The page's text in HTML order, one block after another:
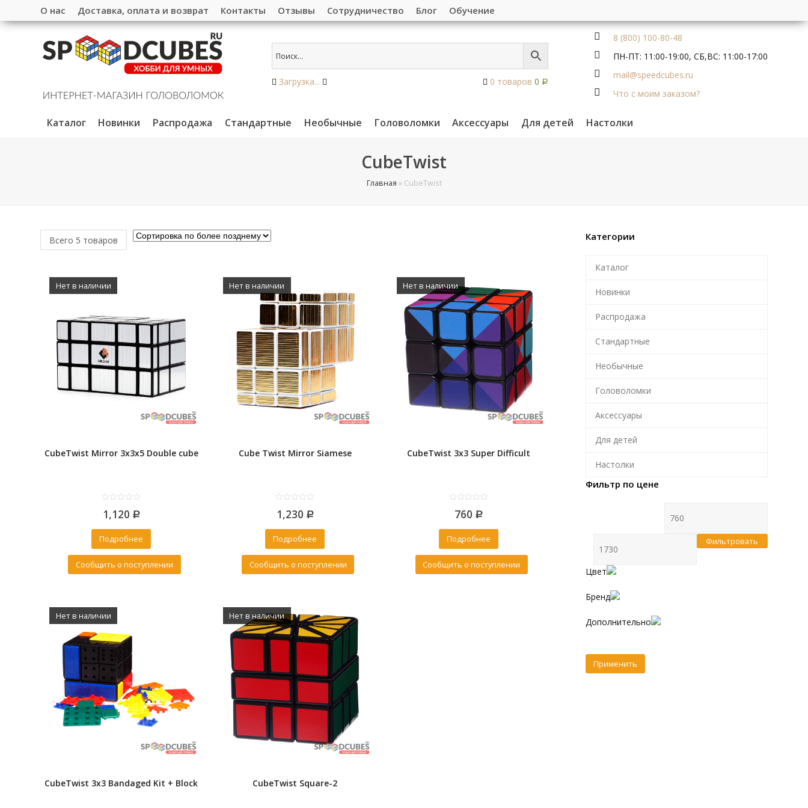
О нас Доставка, оплата и возврат Контакты Отзывы Сотрудничество Блог Обучение
Загрузка... 0 товаров 0 Р
8 (800) 100-80-48
ПН-ПТ: 11:00-19:00, СБ,ВС: 11:00-17:00
mail@speedcubes.ru
Что с моим заказом?
Каталог Новинки Распродажа Стандартные Необычные Головоломки Аксессуары Для детей Настолки
CubeTwist
Главная » CubeTwist
Всего 5 товаров
Нет в наличии
CubeTwist Mirror 3x3x5 Double cube
out
5
1,120 Р
Подробнее
Сообщить о поступлении
Нет в наличии
Cube Twist Mirror Siamese
out
5
1,230 Р
Подробнее
Сообщить о поступлении
Нет в наличии
CubeTwist 3x3 Super Difficult
out
5
760 Р
Подробнее
Сообщить о поступлении
Нет в наличии
CubeTwist 3x3 Bandaged Kit + Block
Нет в наличии
CubeTwist Square-2
Категории
Каталог
Новинки
Распродажа
Стандартные
Необычные
Головоломки
Аксессуары
Для детей
Настолки
Фильтр по цене
Фильтровать
Цвет
Бренд
Дополнительно